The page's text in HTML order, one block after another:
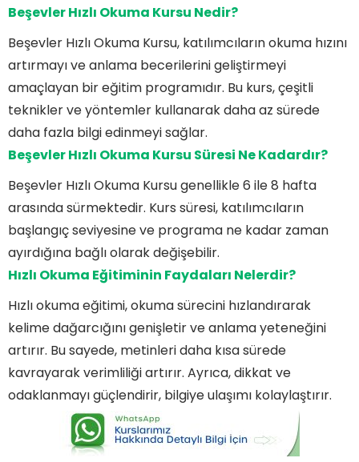
BeşevlerHızlı Okuma Kursu Nedir?
Beşevler Hızlı Okuma Kursu, katılımcıların okuma hızını
artırmayı ve anlama becerilerini geliştirmeyi
amaçlayan bir eğitim programıdır. Bu kurs, çeşitli
teknikler ve yöntemler kullanarak daha az sürede
daha fazla bilgi edinmeyi sağlar.
Beşevler Hızlı Okuma Kursu Süresi Ne Kadardır?
Beşevler Hızlı Okuma Kursu genellikle 6 ile 8 hafta
arasında sürmektedir. Kurs süresi, katılımcıların
başlangıç seviyesine ve programa ne kadar zaman
ayırdığına bağlı olarak değişebilir.
Hızlı Okuma Eğitiminin Faydaları Nelerdir?
Hızlı okuma eğitimi, okuma sürecini hızlandırarak
kelime dağarcığını genişletir ve anlama yeteneğini
artırır. Bu sayede, metinleri daha kısa sürede
kavrayarak verimliliği artırır. Ayrıca, dikkat ve
odaklanmayı güçlendirir, bilgiye ulaşımı kolaylaştırır.